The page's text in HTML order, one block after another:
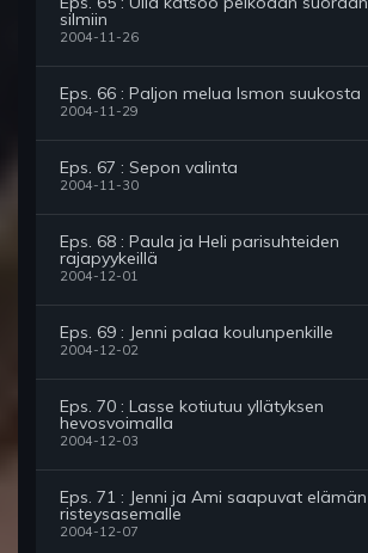
silmiin
2004-11-26
Eps. 66 : Paljon melua Ismon suukosta
2004-11-29
Eps. 67 : Sepon valinta
2004-11-30
Eps. 68 : Paula ja Heli parisuhteiden
rajapyykeillä
2004-12-01
Eps. 69 : Jenni palaa koulunpenkille
2004-12-02
Eps. 70 : Lasse kotiutuu yllätyksen
hevosvoimalla
2004-12-03
Eps. 71 : Jenni ja Ami saapuvat elämän
risteysasemalle
2004-12-07